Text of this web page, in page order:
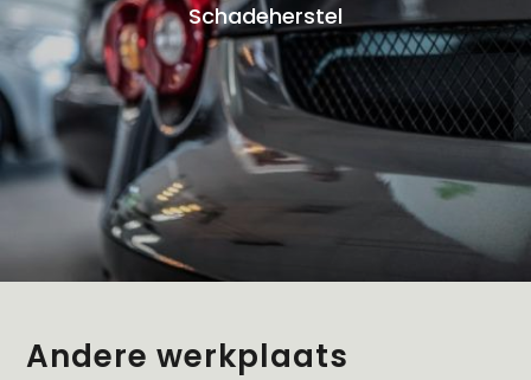
Schadeherstel
Andere werkplaats